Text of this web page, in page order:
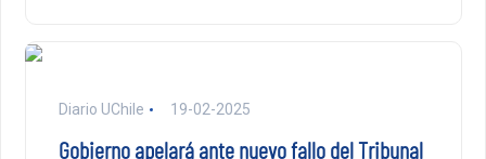
Diario UChile 19-02-2025
Gobierno apelará ante nuevo fallo del Tribunal